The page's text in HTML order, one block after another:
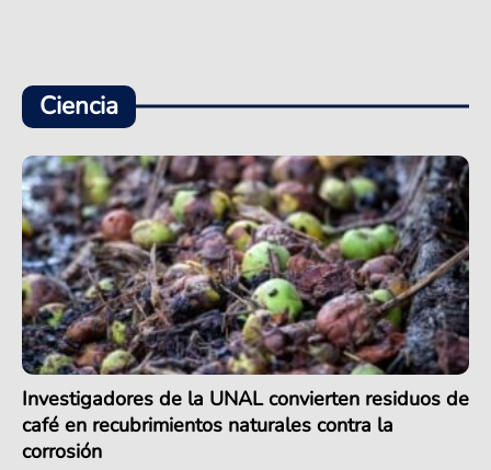
Ciencia
Investigadores de la UNAL convierten residuos de
café en recubrimientos naturales contra la
corrosión